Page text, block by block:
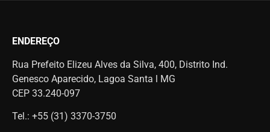
ENDEREÇO
Rua Prefeito Elizeu Alves da Silva, 400, Distrito Ind.
Genesco Aparecido, Lagoa Santa l MG
CEP 33.240-097
Tel.: +55 (31) 3370-3750